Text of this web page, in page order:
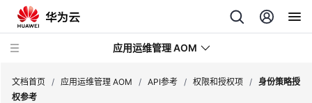
应用运维管理 AOM
文档首页 / 应用运维管理 AOM / API参考 / 权限和授权项 / 身份策略授
权参考